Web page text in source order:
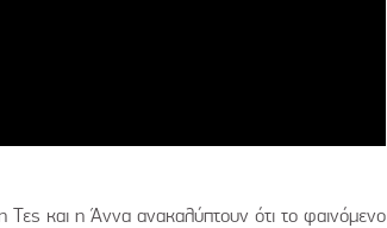
και η Άννα ανακαλύπτουν ότι το φαινόμενο